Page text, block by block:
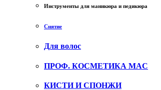
Инструменты для маникюра и педикюра
Снятие
Для волос
ПРОФ. КОСМЕТИКА MAC
КИСТИ И СПОНЖИ